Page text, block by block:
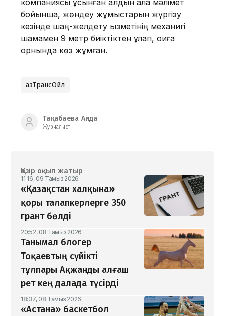
компаниясы ұсынған алдын ала мәлімет
бойынша, жөндеу жұмыстарын жүргізу
кезінде шаң-желдету қызметінің механигі
шамамен 9 метр биіктіктен құлап, оқиға
орнында көз жұмған.
ҚазТрансОйл
Тақабаева Аида
Журналист
Қазір оқып жатыр
11:16, 09 Тамыз 2026
«Қазақстан халқына»
қоры талапкерлерге 350
грант бөлді
20:52, 08 Тамыз 2026
Танымал блогер
Тоқаевтың сүйікті
тұлпары Ақжанды алғаш
рет кең далада түсірді
18:37, 08 Тамыз 2026
«Астана» баскетбол